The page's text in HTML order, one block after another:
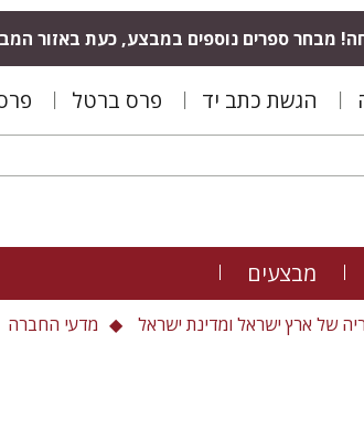
מבחר ספרים נוספים במבצע, כעת באזור
הגשת כתב יד פרס ברטל
מבצעים
של ארץ ישראל ומדינת ישראל מדעי החברה